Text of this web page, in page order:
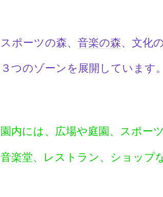
スポーツの森、 音楽の森 、文化
３つのゾーンを展開しています。
園内には、広場や庭園、スポーツ
音楽堂、レストラン、ショップ